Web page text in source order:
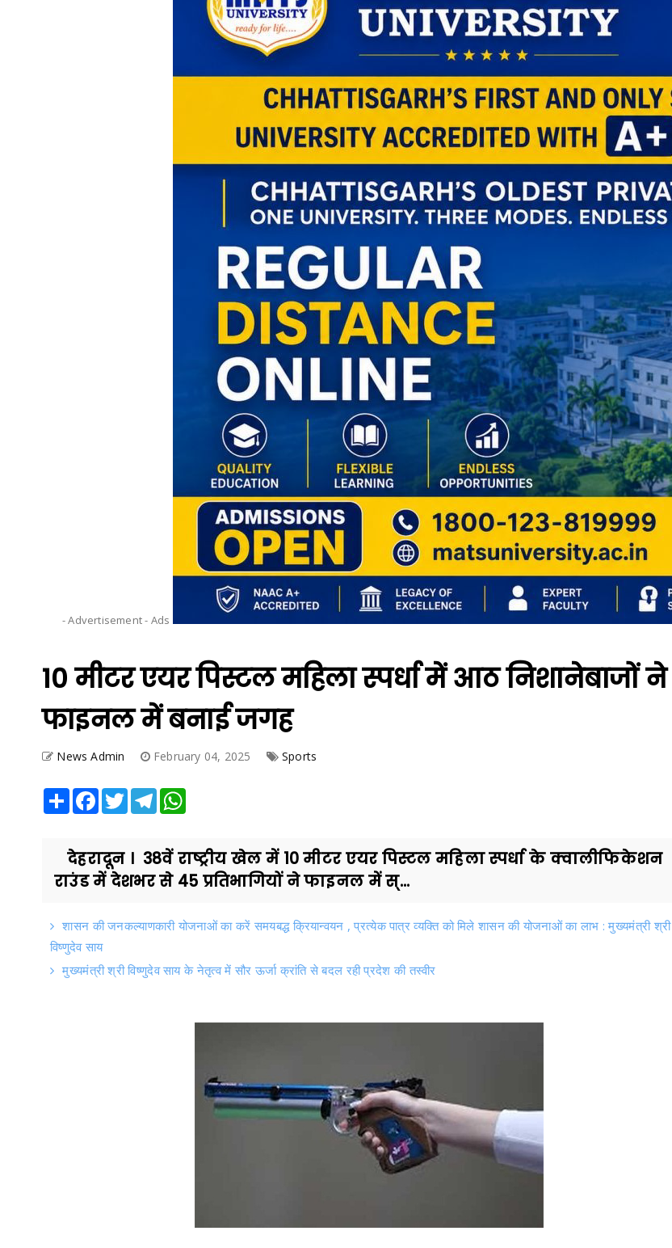
- Advertisement - Ads
10 मीटर एयर पिस्टल महिला स्पर्धा में आठ निशानेबाजों ने
फाइनल में बनाई जगह
News Admin February 04, 2025 Sports
Share Facebook
TwitterTelegram
देहरादून । 38वें राष्ट्रीय खेल में 10 मीटर एयर पिस्टल महिला स्पर्धा के क्वालीफिकेशन
राउंड में देशभर से 45 प्रतिभागियों ने फाइनल में स्...
शासन की जनकल्याणकारी योजनाओं का करें समयबद्ध क्रियान्वयन , प्रत्येक पात्र व्यक्ति को मिले शासन की योजनाओं का लाभ : मुख्यमंत्री श्री
विष्णुदेव साय
मुख्यमंत्री श्री विष्णुदेव साय के नेतृत्व में सौर ऊर्जा क्रांति से बदल रही प्रदेश की तस्वीर